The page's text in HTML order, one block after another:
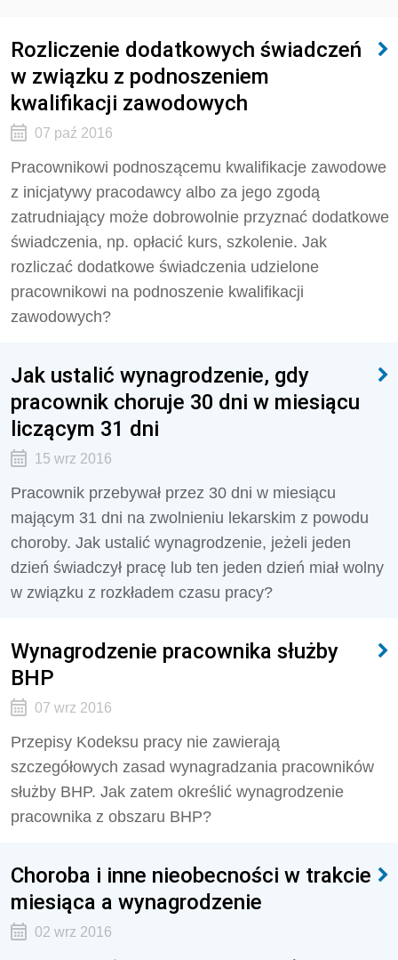
Rozliczenie dodatkowych świadczeń
w związku z podnoszeniem
kwalifikacji zawodowych
07 paź 2016
Pracownikowi podnoszącemu kwalifikacje zawodowe
z inicjatywy pracodawcy albo za jego zgodą
zatrudniający może dobrowolnie przyznać dodatkowe
świadczenia, np. opłacić kurs, szkolenie. Jak
rozliczać dodatkowe świadczenia udzielone
pracownikowi na podnoszenie kwalifikacji
zawodowych?
Jak ustalić wynagrodzenie, gdy
pracownik choruje 30 dni w miesiącu
liczącym 31 dni
15 wrz 2016
Pracownik przebywał przez 30 dni w miesiącu
mającym 31 dni na zwolnieniu lekarskim z powodu
choroby. Jak ustalić wynagrodzenie, jeżeli jeden
dzień świadczył pracę lub ten jeden dzień miał wolny
w związku z rozkładem czasu pracy?
Wynagrodzenie pracownika służby
BHP
07 wrz 2016
Przepisy Kodeksu pracy nie zawierają
szczegółowych zasad wynagradzania pracowników
służby BHP. Jak zatem określić wynagrodzenie
pracownika z obszaru BHP?
Choroba i inne nieobecności w trakcie
miesiąca a wynagrodzenie
02 wrz 2016